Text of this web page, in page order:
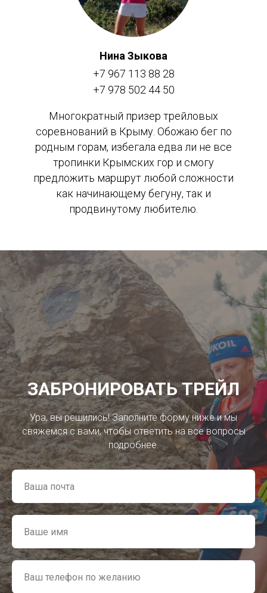
Нина Зыкова
+7 967 113 88 28
+7 978 502 44 50
Многократный призер трейловых
соревнований в Крыму. Обожаю бег по
родным горам, избегала едва ли не все
тропинки Крымских гор и смогу
предложить маршрут любой сложности
как начинающему бегуну, так и
продвинутому любителю.
ЗАБРОНИРОВАТЬ ТРЕЙЛ
Ура, вы решились! Заполните форму ниже и мы
свяжемся с вами, чтобы ответить на все вопросы
подробнее.